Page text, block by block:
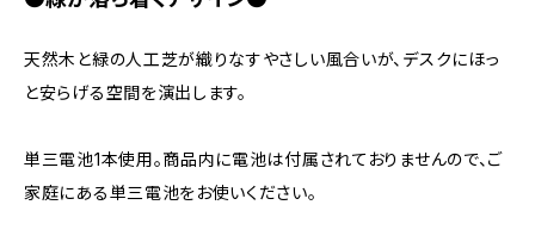
天然木と緑の人工芝が織りなすやさしい風合いが、デスクにほっ
と安らげる空間を演出します。
単三電池1本使用。商品内に電池は付属されておりませんので、ご
家庭にある単三電池をお使いください。